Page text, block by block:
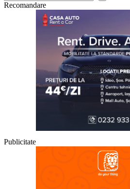
Recomandare
Publicitate